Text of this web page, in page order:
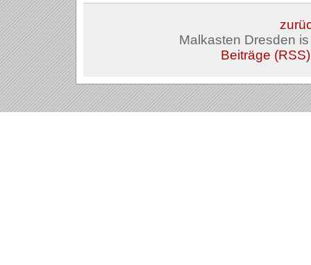
Malkasten Dresden
Beiträge (RSS)